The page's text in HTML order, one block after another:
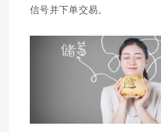
信号并下单交易。